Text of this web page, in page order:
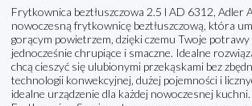
Frytkownica beztłuszczowa 2.5 l AD 6312, Adler
nowoczesną frytkownicę beztłuszczową, która
gorącym powietrzem, dzięki czemu Twoje potrawy
jednocześnie chrupiące i smaczne. Idealne
chcą cieszyć się ulubionymi przekąskami bez
technologii konwekcyjnej, dużej pojemności i
idealne urządzenie dla każdej nowoczesnej